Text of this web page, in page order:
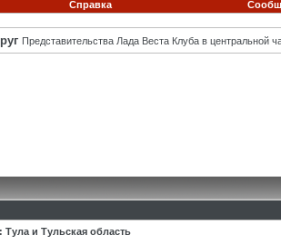
Справка
Представительства Лада Веста Клуба в центральной
Тула и Тульская область